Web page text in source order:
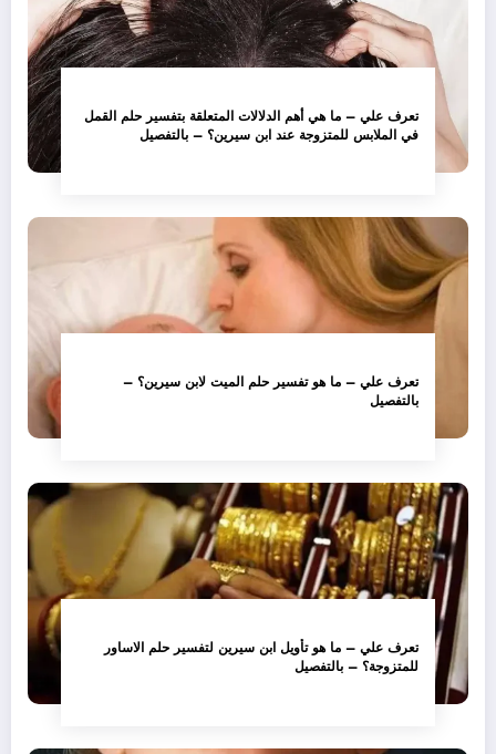
تعرف علي – ما هي أهم الدلالات المتعلقة بتفسير حلم القمل
في الملابس للمتزوجة عند ابن سيرين؟ – بالتفصيل
تعرف علي – ما هو تفسير حلم الميت لابن سيرين؟ –
بالتفصيل
تعرف علي – ما هو تأويل ابن سيرين لتفسير حلم الاساور
للمتزوجة؟ – بالتفصيل